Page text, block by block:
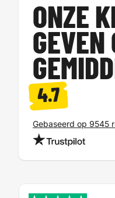
ONZE
GEVEN
4.7
Gebaseerd op 9545